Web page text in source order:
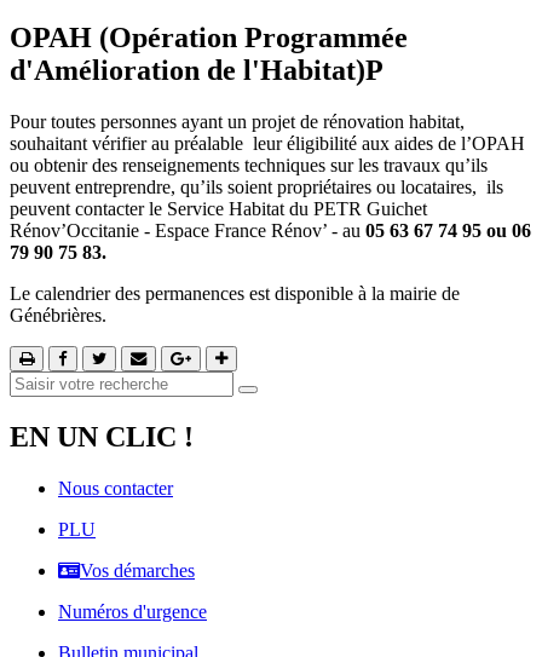
OPAH (Opération Programmée
d'Amélioration de l'Habitat)P
Pour toutes personnes ayant un projet de rénovation habitat,
souhaitant vérifier au préalable leur éligibilité aux aides de l’OPAH
ou obtenir des renseignements techniques sur les travaux qu’ils
peuvent entreprendre, qu’ils soient propriétaires ou locataires, ils
peuvent contacter le Service Habitat du PETR Guichet
Rénov’Occitanie - Espace France Rénov’ - au 05 63 67 74 95 ou 06
79 90 75 83.
Le calendrier des permanences est disponible à la mairie de
Génébrières.
EN UN CLIC !
Nous contacter
PLU
Vos démarches
Numéros d'urgence
Bulletin municipal